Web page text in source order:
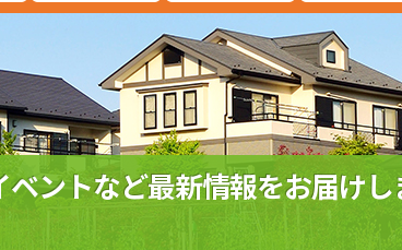
ントなど最新情報をお届け